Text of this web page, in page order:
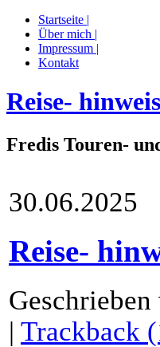
Startseite |
Über mich |
Impressum |
Kontakt
Reise-
Fredis Touren-
30.06.2025
Reise-
Geschrieben
| Trackback